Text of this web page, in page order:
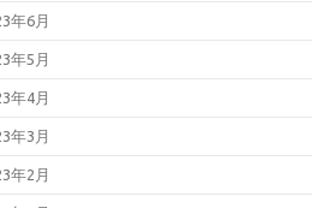
年6月
年5月
年4月
年3月
年2月